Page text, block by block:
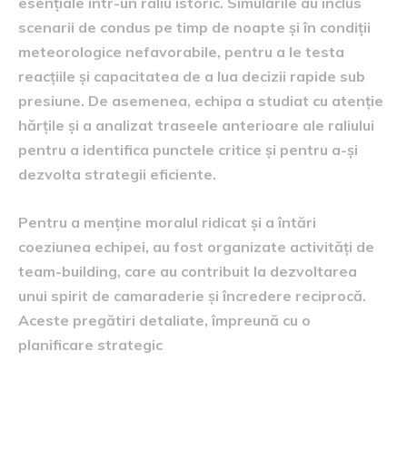
scenarii de condus pe timp de noapte și în condiții
meteorologice nefavorabile, pentru a le testa
reacțiile și capacitatea de a lua decizii rapide sub
presiune. De asemenea, echipa a studiat cu atenție
hărțile și a analizat traseele anterioare ale raliului
pentru a identifica punctele critice și pentru a-și
dezvolta strategii eficiente.
Pentru a menține moralul ridicat și a întări
coeziunea echipei, au fost organizate activități de
team-building, care au contribuit la dezvoltarea
unui spirit de camaraderie și încredere reciprocă.
Aceste pregătiri detaliate, împreună cu o
planificare strategic